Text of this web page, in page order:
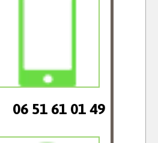
06 51 61 01 49